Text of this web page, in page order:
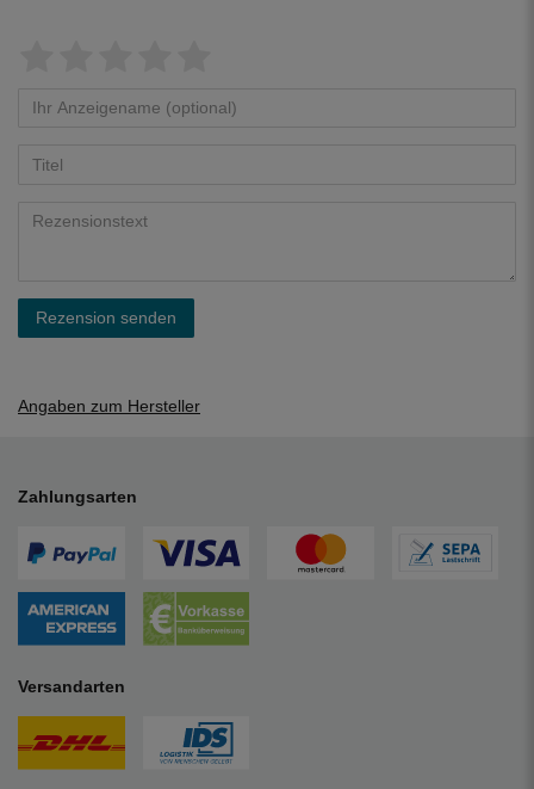
Rezension senden
Angaben zum Hersteller
Zahlungsarten
Versandarten